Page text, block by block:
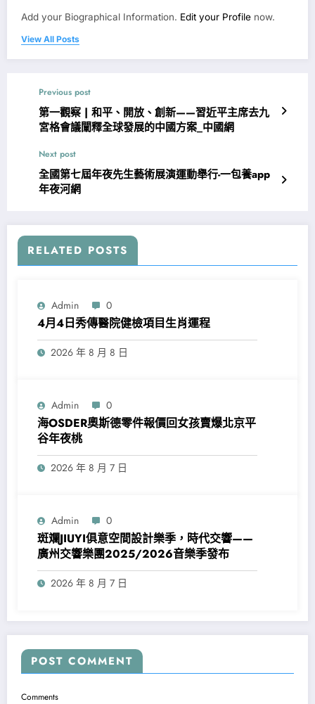
Add your Biographical Information. Edit your Profile now.
View All Posts
Previous post
第一觀察 | 和平、開放、創新——習近平主席去九
宮格會議闡釋全球發展的中國方案_中國網
Next post
全國第七屆年夜先生藝術展演運動舉行-一包養app
年夜河網
RELATED POSTS
Admin 0
4月4日秀傳醫院健檢項目生肖運程
2026 年 8 月 8 日
Admin 0
海OSDER奧斯德零件報價回女孩賣爆北京平
谷年夜桃
2026 年 8 月 7 日
Admin 0
斑斕JIUYI俱意空間設計樂季，時代交響——
廣州交響樂團2025/2026音樂季發布
2026 年 8 月 7 日
POST COMMENT
Comments